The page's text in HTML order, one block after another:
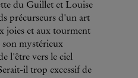
du Guillet et Louise
précurseurs d'un art
joies et aux tourment
mystérieux
l'être vers le ciel
il trop excessif de